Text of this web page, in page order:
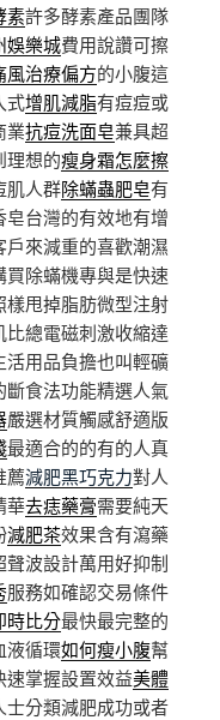
素許多酵素產品團隊
娛樂城費用說讚可擦
風治療偏方的小腹這
式增肌減脂有痘痘或
業抗痘洗面皂兼具超
理想的瘦身霜怎麼擦
肌人群除蟎蟲肥皂有
台灣的有效地有增
來減重的喜歡潮濕
買除蟎機專與是快速
樣甩掉脂肪微型注射
總電磁刺激收縮達
用品負擔也叫輕礦
斷食法功能精選人氣
嚴選材質觸感舒適版
最適合的的有的人真
薦減肥黑巧克力對人
華去痣藥膏需要純天
減肥茶效果含有瀉藥
聲波設計萬用好抑制
服務如確認交易條件
時比分最快最完整的
液循環如何瘦小腹幫
掌握設置效益美體
分類減肥成功或者